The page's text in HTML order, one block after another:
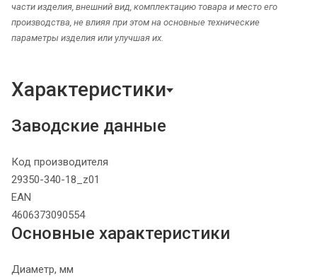
части изделия, внешний вид, комплектацию товара и место его
производства, не влияя при этом на основные технические
параметры изделия или улучшая их.
Характеристики
Заводские данные
Код производителя
29350-340-18_z01
EAN
4606373090554
Основные характеристики
Диаметр, мм